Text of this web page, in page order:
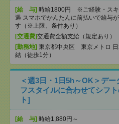
[給 与] 時給1800円 ※ご経験・スキ
遇 スマホでかんたんに前払いで給与
す（※上限、条件あり）
[交通費]交通費全額支給（規定あり）
[勤務地] 東京都中央区 東京メトロ 日
結（徒歩1分）
＜週3日・1日5h～OK＞デ
フスタイルに合わせてシフ
ト]
[給 与] 時給1,880円～